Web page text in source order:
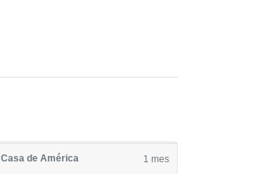
Casa de América 1 mes